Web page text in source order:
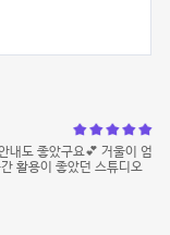
내도 좋았구요💕 거울이 엄
활용이 좋았던 스튜디오